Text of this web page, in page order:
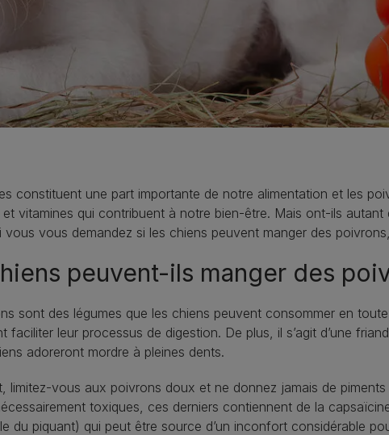
constituent une part importante de notre alimentation et les
et vitamines qui contribuent à notre bien-être. Mais ont-ils
vous vous demandez si les chiens peuvent manger des
peuvent-ils manger des
sont des légumes que les chiens peuvent consommer en
faciliter leur processus de digestion. De plus, il s’agit d’une
adoreront mordre à pleines dents.
limitez-vous aux poivrons doux et ne donnez jamais de
toxiques, ces derniers contiennent de la
du piquant) qui peut être source d’un inconfort considérable